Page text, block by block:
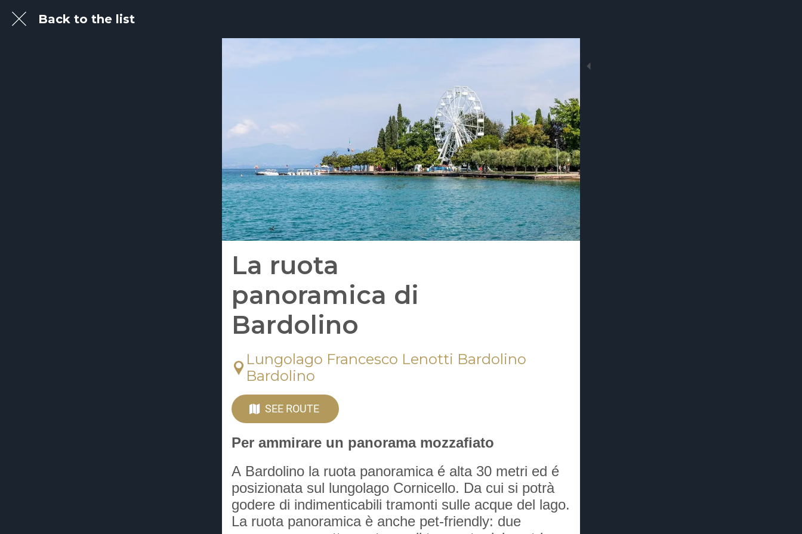
Back to the list
La ruota
panoramica di
Bardolino
Lungolago Francesco Lenotti Bardolino
Bardolino
SEE ROUTE
Per ammirare un panorama mozzafiato
A Bardolino la ruota panoramica é alta 30 metri ed é
posizionata sul lungolago Cornicello. Da cui si potrà
godere di indimenticabili tramonti sulle acque del lago.
La ruota panoramica è anche pet-friendly: due